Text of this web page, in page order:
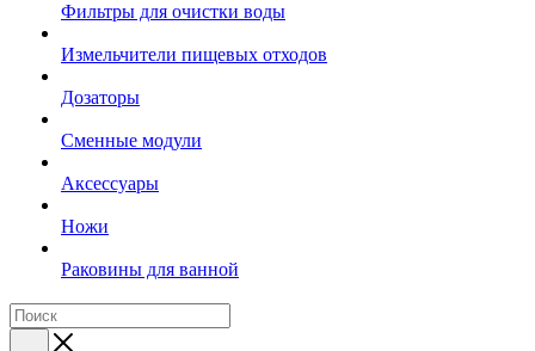
Фильтры для очистки воды
Измельчители пищевых отходов
Дозаторы
Cменные модули
Аксессуары
Ножи
Раковины для ванной